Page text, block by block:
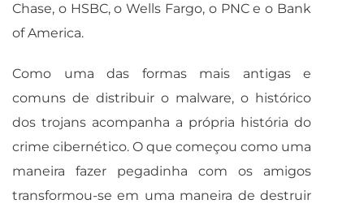
Chase, o HSBC, o Wells Fargo, o PNC e o Bank
of America.
Como uma das formas mais antigas e
comuns de distribuir o malware, o histórico
dos trojans acompanha a própria história do
crime cibernético. O que começou como uma
maneira fazer pegadinha com os amigos
transformou-se em uma maneira de destruir